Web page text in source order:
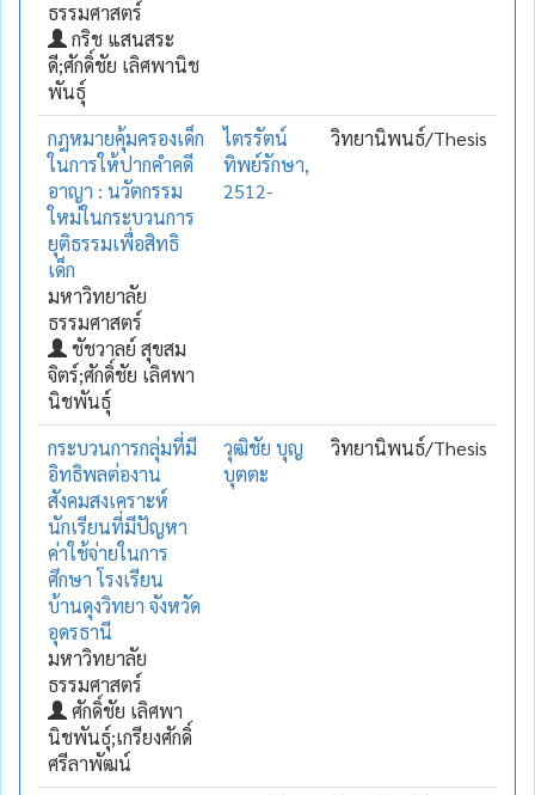
ธรรมศาสตร์
กริช แสนสระ
ดี;ศักดิ์ชัย เลิศพานิช
พันธุ์
กฎหมายคุ้มครองเด็ก
ในการให้ปากคำคดี
อาญา : นวัตกรรม
ใหม่ในกระบวนการ
ยุติธรรมเพื่อสิทธิ
เด็ก
มหาวิทยาลัย
ธรรมศาสตร์
ชัชวาลย์ สุขสม
จิตร์;ศักดิ์ชัย เลิศพา
นิชพันธุ์
ไตรรัตน์
ทิพย์รักษา,
2512-
วิทยานิพนธ์/Thesis
กระบวนการกลุ่มที่มี
อิทธิพลต่องาน
สังคมสงเคราะห์
นักเรียนที่มีปัญหา
ค่าใช้จ่ายในการ
ศึกษา โรงเรียน
บ้านดุงวิทยา จังหวัด
อุดรธานี
มหาวิทยาลัย
ธรรมศาสตร์
ศักดิ์ชัย เลิศพา
นิชพันธุ์;เกรียงศักดิ์
ศรีลาพัฒน์
วุฒิชัย บุญ
บุตตะ
วิทยานิพนธ์/Thesis